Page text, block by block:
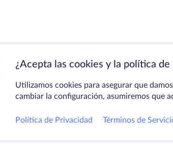
¿Acepta las cookies y la política de
Utilizamos cookies para asegurar que
cambiar la configuración, asumiremos que
Política de Privacidad Términos de